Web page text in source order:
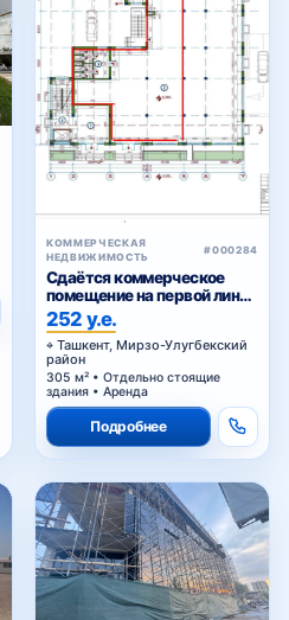
КОММЕРЧЕСКАЯ
НЕДВИЖИМОСТЬ
#000284
Сдаётся коммерческое
помещение на первой линии
Сайрам
252 у.е.
Ташкент, Мирзо-Улугбекский
район
305 м² • Отдельно стоящие
здания • Аренда
Подробнее